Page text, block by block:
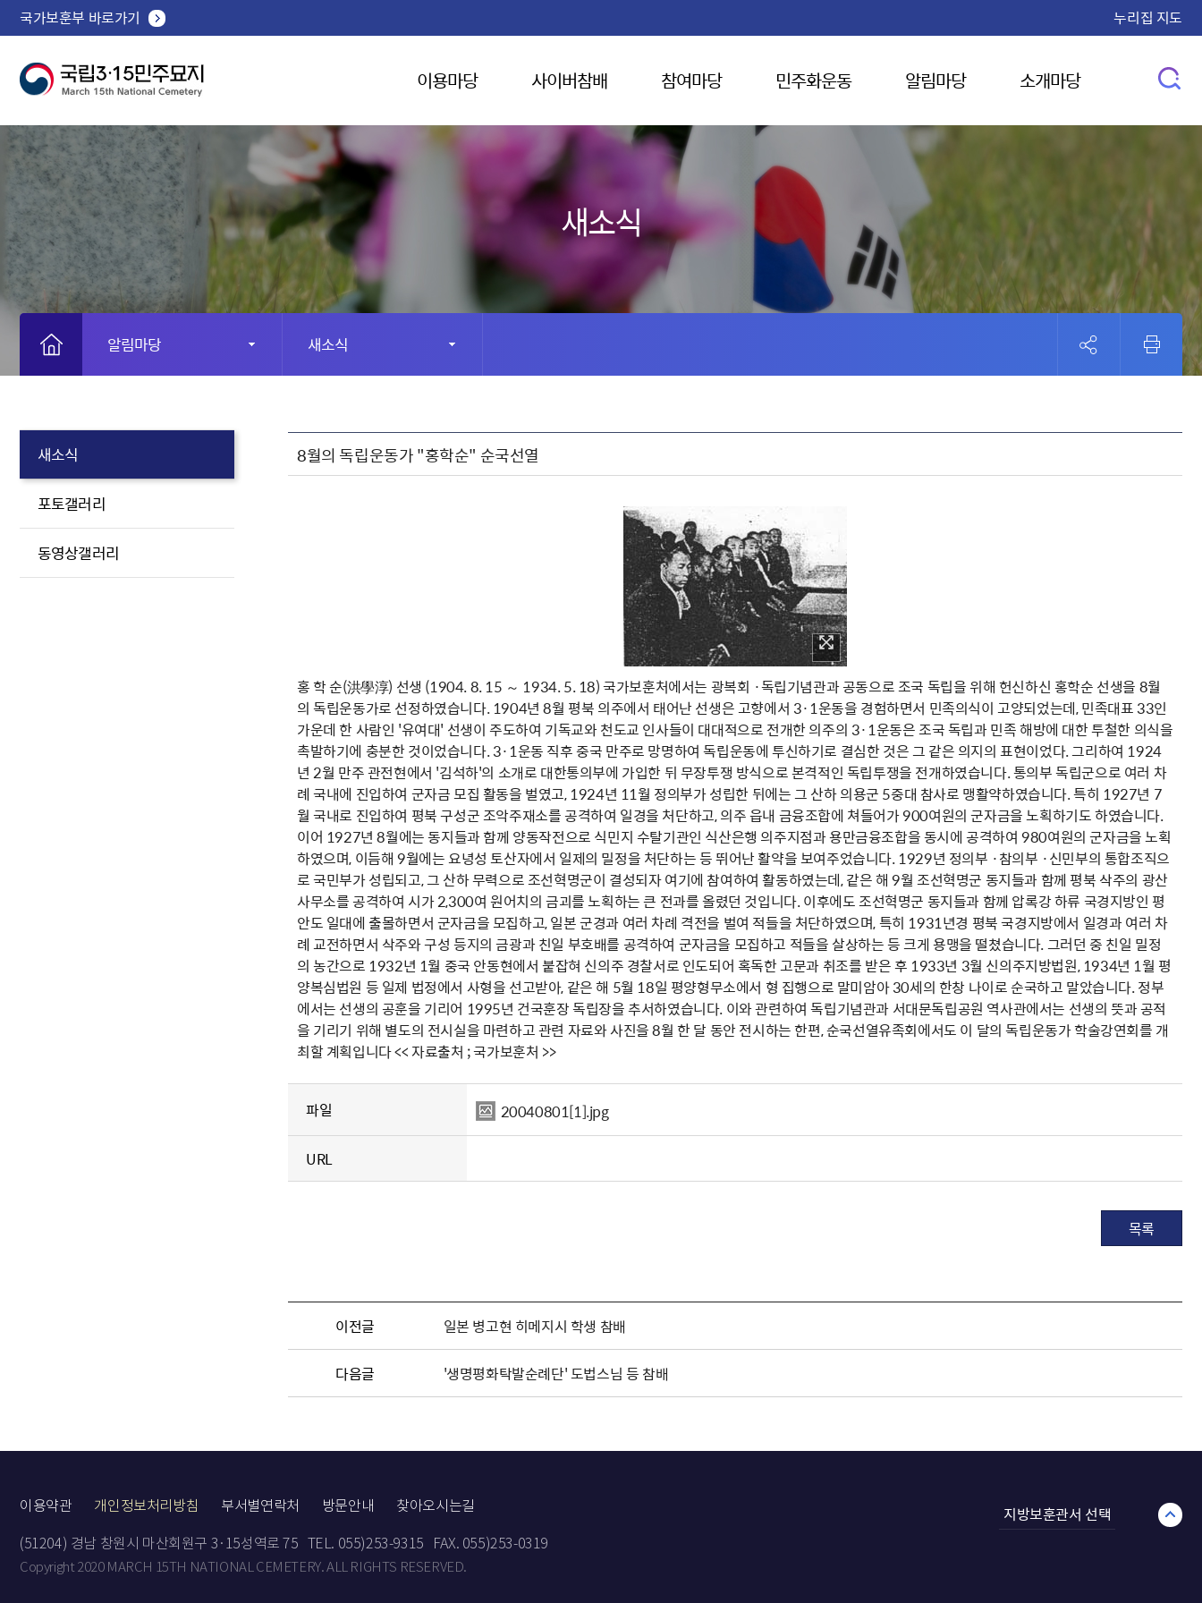
국가보훈부 바로가기 누리집 지도
이용마당 사이버참배 참여마당 민주화운동 알림마당 소개마당
새소식
알림마당 새소식
새소식
포토갤러리
동영상갤러리
8월의 독립운동가 "홍학순" 순국선열
홍 학 순(洪學淳) 선생 (1904. 8. 15 ～ 1934. 5. 18) 국가보훈처에서는 광복회 ·독립기념관과 공동으로 조국 독립을 위해 헌신하신 홍학순 선생을 8월
의 독립운동가로 선정하였습니다. 1904년 8월 평북 의주에서 태어난 선생은 고향에서 3·1운동을 경험하면서 민족의식이 고양되었는데, 민족대표 33인
가운데 한 사람인 '유여대' 선생이 주도하여 기독교와 천도교 인사들이 대대적으로 전개한 의주의 3·1운동은 조국 독립과 민족 해방에 대한 투철한 의식을
촉발하기에 충분한 것이었습니다. 3·1운동 직후 중국 만주로 망명하여 독립운동에 투신하기로 결심한 것은 그 같은 의지의 표현이었다. 그리하여 1924
년 2월 만주 관전현에서 '김석하'의 소개로 대한통의부에 가입한 뒤 무장투쟁 방식으로 본격적인 독립투쟁을 전개하였습니다. 통의부 독립군으로 여러 차
례 국내에 진입하여 군자금 모집 활동을 벌였고, 1924년 11월 정의부가 성립한 뒤에는 그 산하 의용군 5중대 참사로 맹활약하였습니다. 특히 1927년 7
월 국내로 진입하여 평북 구성군 조악주재소를 공격하여 일경을 처단하고, 의주 읍내 금융조합에 쳐들어가 900여원의 군자금을 노획하기도 하였습니다.
이어 1927년 8월에는 동지들과 함께 양동작전으로 식민지 수탈기관인 식산은행 의주지점과 용만금융조합을 동시에 공격하여 980여원의 군자금을 노획
하였으며, 이듬해 9월에는 요녕성 토산자에서 일제의 밀정을 처단하는 등 뛰어난 활약을 보여주었습니다. 1929년 정의부 ·참의부 ·신민부의 통합조직으
로 국민부가 성립되고, 그 산하 무력으로 조선혁명군이 결성되자 여기에 참여하여 활동하였는데, 같은 해 9월 조선혁명군 동지들과 함께 평북 삭주의 광산
사무소를 공격하여 시가 2,300여 원어치의 금괴를 노획하는 큰 전과를 올렸던 것입니다. 이후에도 조선혁명군 동지들과 함께 압록강 하류 국경지방인 평
안도 일대에 출몰하면서 군자금을 모집하고, 일본 군경과 여러 차례 격전을 벌여 적들을 처단하였으며, 특히 1931년경 평북 국경지방에서 일경과 여러 차
례 교전하면서 삭주와 구성 등지의 금광과 친일 부호배를 공격하여 군자금을 모집하고 적들을 살상하는 등 크게 용맹을 떨쳤습니다. 그러던 중 친일 밀정
의 농간으로 1932년 1월 중국 안동현에서 붙잡혀 신의주 경찰서로 인도되어 혹독한 고문과 취조를 받은 후 1933년 3월 신의주지방법원, 1934년 1월 평
양복심법원 등 일제 법정에서 사형을 선고받아, 같은 해 5월 18일 평양형무소에서 형 집행으로 말미암아 30세의 한창 나이로 순국하고 말았습니다. 정부
에서는 선생의 공훈을 기리어 1995년 건국훈장 독립장을 추서하였습니다. 이와 관련하여 독립기념관과 서대문독립공원 역사관에서는 선생의 뜻과 공적
을 기리기 위해 별도의 전시실을 마련하고 관련 자료와 사진을 8월 한 달 동안 전시하는 한편, 순국선열유족회에서도 이 달의 독립운동가 학술강연회를 개
최할 계획입니다 << 자료출처 ; 국가보훈처 >>
파일 20040801[1].jpg
URL
목록
이전글 일본 병고현 히메지시 학생 참배
다음글 '생명평화탁발순례단' 도법스님 등 참배
이용약관 개인정보처리방침 부서별연락처 방문안내 찾아오시는길
(51204) 경남 창원시 마산회원구 3·15성역로 75 TEL. 055)253-9315
FAX. 055)253-0319
Copyright 2020 MARCH 15TH NATIONAL CEMETERY. ALL RIGHTS RESERVED.
지방보훈관서 선택